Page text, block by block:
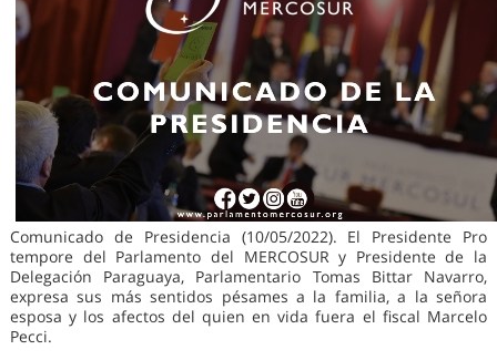
Comunicado de Presidencia (10/05/2022). El Presidente Pro
tempore del Parlamento del MERCOSUR y Presidente de la
Delegación Paraguaya, Parlamentario Tomas Bittar Navarro,
expresa sus más sentidos pésames a la familia, a la señora
esposa y los afectos del quien en vida fuera el fiscal Marcelo
Pecci.